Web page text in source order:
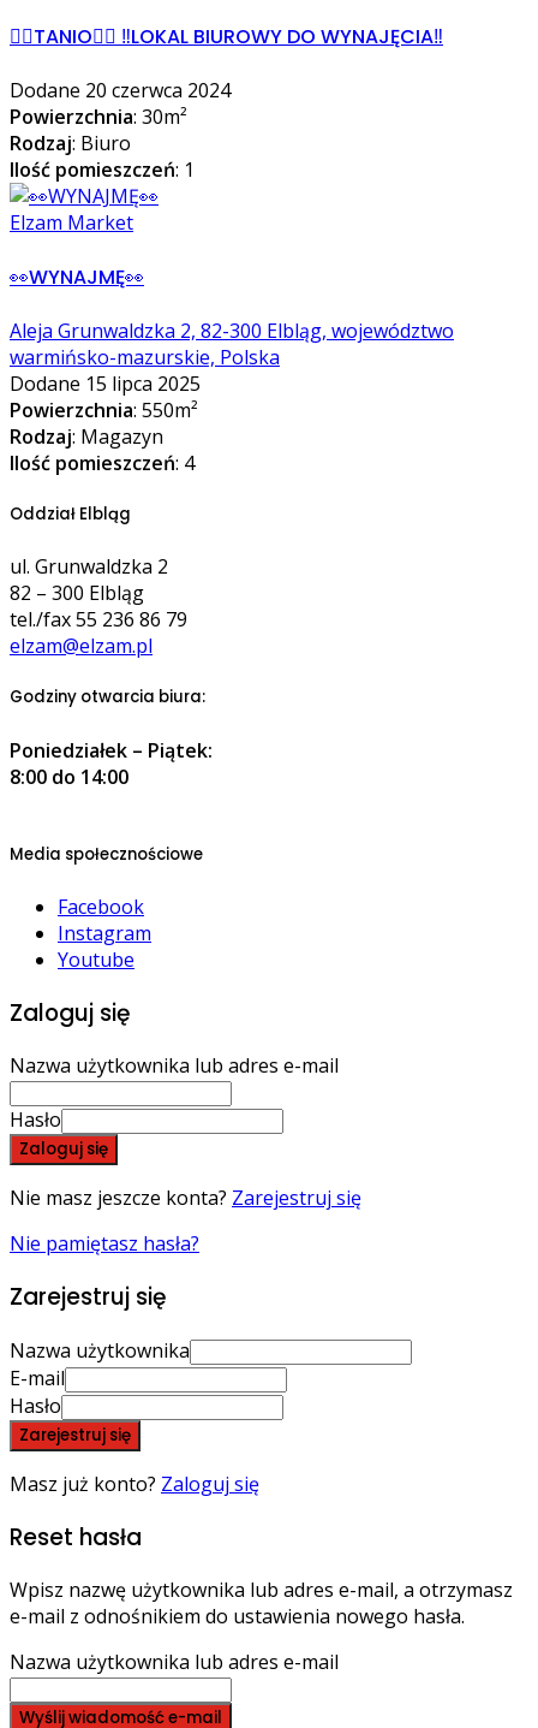
👌🏻TANIO👌🏻 ‼️LOKAL BIUROWY DO WYNAJĘCIA‼️
Dodane 20 czerwca 2024
Powierzchnia: 30m²
Rodzaj: Biuro
Ilość pomieszczeń: 1
Elzam Market
👀WYNAJMĘ👀
Aleja Grunwaldzka 2, 82-300 Elbląg, województwo
warmińsko-mazurskie, Polska
Dodane 15 lipca 2025
Powierzchnia: 550m²
Rodzaj: Magazyn
Ilość pomieszczeń: 4
Oddział Elbląg
ul. Grunwaldzka 2
82 – 300 Elbląg
tel./fax 55 236 86 79
elzam@elzam.pl
Godziny otwarcia biura:
Poniedziałek – Piątek:
8:00 do 14:00
Media społecznościowe
Facebook
Instagram
Youtube
Zaloguj się
Nazwa użytkownika lub adres e-mail
Hasło
Zaloguj się
Nie masz jeszcze konta? Zarejestruj się
Nie pamiętasz hasła?
Zarejestruj się
Nazwa użytkownika
E-mail
Hasło
Zarejestruj się
Masz już konto? Zaloguj się
Reset hasła
Wpisz nazwę użytkownika lub adres e-mail, a otrzymasz
e-mail z odnośnikiem do ustawienia nowego hasła.
Nazwa użytkownika lub adres e-mail
Wyślij wiadomość e-mail